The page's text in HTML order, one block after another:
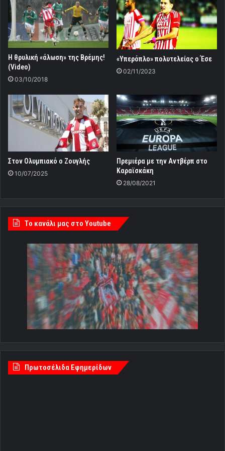
Η θρυλική «άλωση» της Βρέμης!
(Video)
03/10/2018
«Υπερόπλο» πολυτελείας ο Έσε
02/11/2023
Στον Ολυμπιακό ο Ζουγλής
10/07/2025
Πρεμιέρα με την Αντβέρπ στο
Καραϊσκάκη
28/08/2021
Tο κανάλι μας στο Youtube
Πρωτοσέλιδα Εφημερίδων